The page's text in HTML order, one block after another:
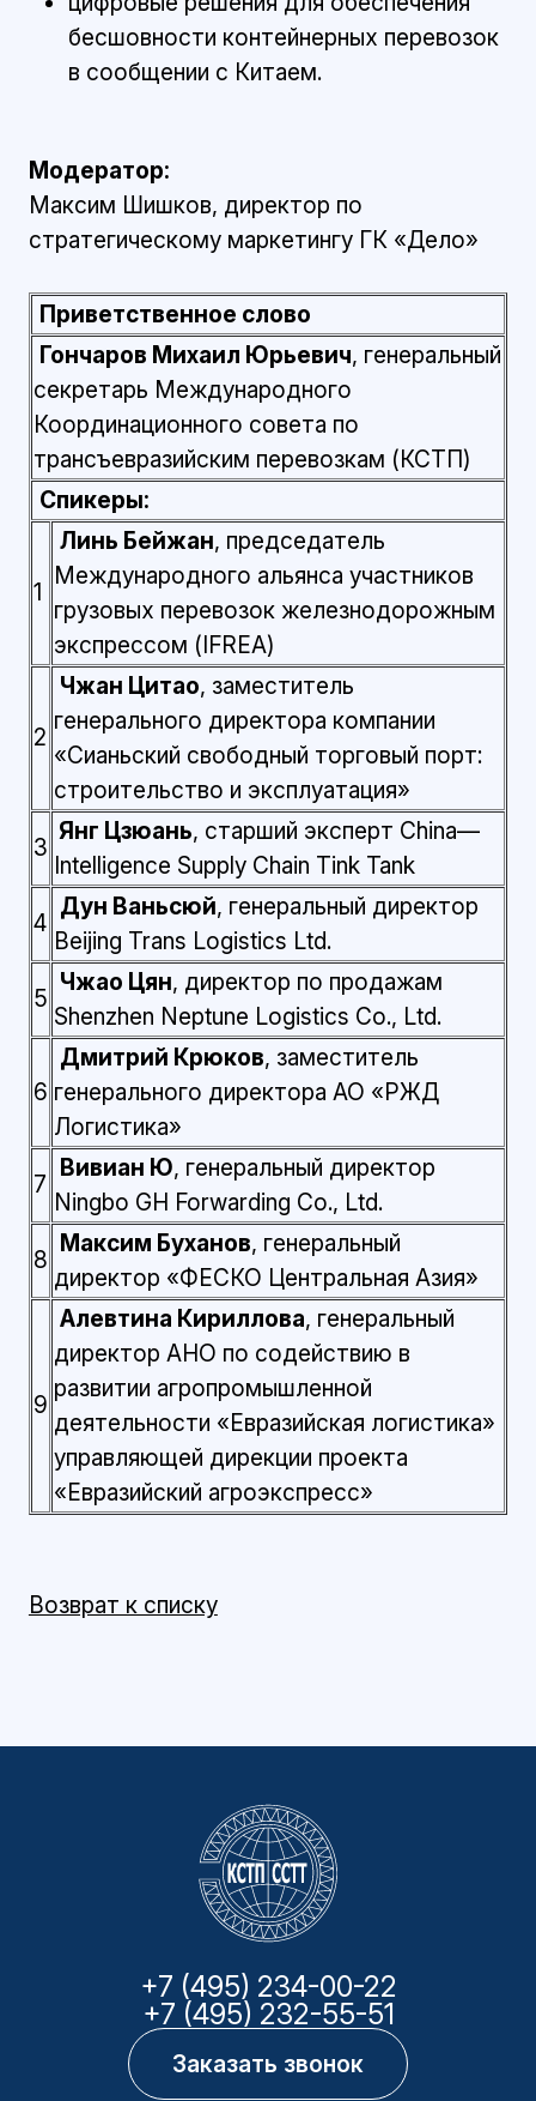
бесшовности контейнерных перевозок
в сообщении с Китаем.
Модератор:
Максим Шишков, директор по
стратегическому маркетингу ГК «Дело»
Приветственное слово
Гончаров Михаил Юрьевич, генеральный
секретарь Международного
Координационного совета по
трансъевразийским перевозкам (КСТП)
Спикеры:
1
Линь Бейжан, председатель
Международного альянса участников
грузовых перевозок железнодорожным
экспрессом (IFREA)
2
Чжан Цитао, заместитель
генерального директора компании
«Сианьский свободный торговый порт:
строительство и эксплуатация»
3
Янг Цзюань, старший эксперт China—
Intelligence Supply Chain Tink Tank
4
Дун Ваньсюй, генеральный директор
Beijing Trans Logistics Ltd.
5
Чжао Цян, директор по продажам
Shenzhen Neptune Logistics Co., Ltd.
6
Дмитрий Крюков, заместитель
генерального директора АО «РЖД
Логистика»
7
Вивиан Ю, генеральный директор
Ningbo GH Forwarding Co., Ltd.
8
Максим Буханов, генеральный
директор «ФЕСКО Центральная Азия»
9
Алевтина Кириллова, генеральный
директор АНО по содействию в
развитии агропромышленной
деятельности «Евразийская логистика»
управляющей дирекции проекта
«Евразийский агроэкспресс»
Возврат к списку
+7 (495) 234-00-22
+7 (495) 232-55-51
Заказать звонок